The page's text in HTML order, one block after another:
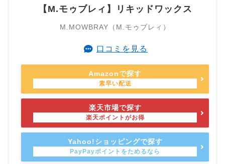
【M.モゥブレィ】リキッドワックス
M.MOWBRAY（M.モゥブレィ）
口コミを見る
Amazonで探す
楽天市場で探す
Yahoo!ショッピングで探す